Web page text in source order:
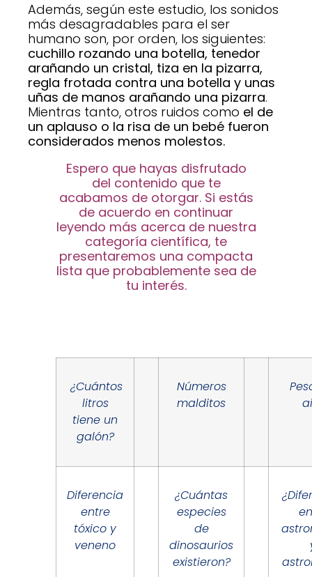
Además, según este estudio, los sonidos
más desagradables para el ser
humano son, por orden, los siguientes:
cuchillo rozando una botella, tenedor
arañando un cristal, tiza en la pizarra,
regla frotada contra una botella y unas
uñas de manos arañando una pizarra.
Mientras tanto, otros ruidos como el de
un aplauso o la risa de un bebé fueron
considerados menos molestos.
Espero que hayas disfrutado
del contenido que te
acabamos de otorgar. Si estás
de acuerdo en continuar
leyendo más acerca de nuestra
categoría científica, te
presentaremos una compacta
lista que probablemente sea de
tu interés.
¿Cuántos
litros
tiene un
galón?
Números
malditos
Diferencia
entre
tóxico y
veneno
¿Cuántas
especies
de
dinosaurios
existieron?